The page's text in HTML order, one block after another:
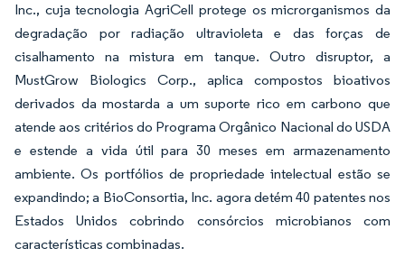
Inc., cuja tecnologia AgriCell protege os microrganismos da
degradação por radiação ultravioleta e das forças de
cisalhamento na mistura em tanque. Outro disruptor, a
MustGrow Biologics Corp., aplica compostos bioativos
derivados da mostarda a um suporte rico em carbono que
atende aos critérios do Programa Orgânico Nacional do USDA
e estende a vida útil para 30 meses em armazenamento
ambiente. Os portfólios de propriedade intelectual estão se
expandindo; a BioConsortia, Inc. agora detém 40 patentes nos
Estados Unidos cobrindo consórcios microbianos com
características combinadas.